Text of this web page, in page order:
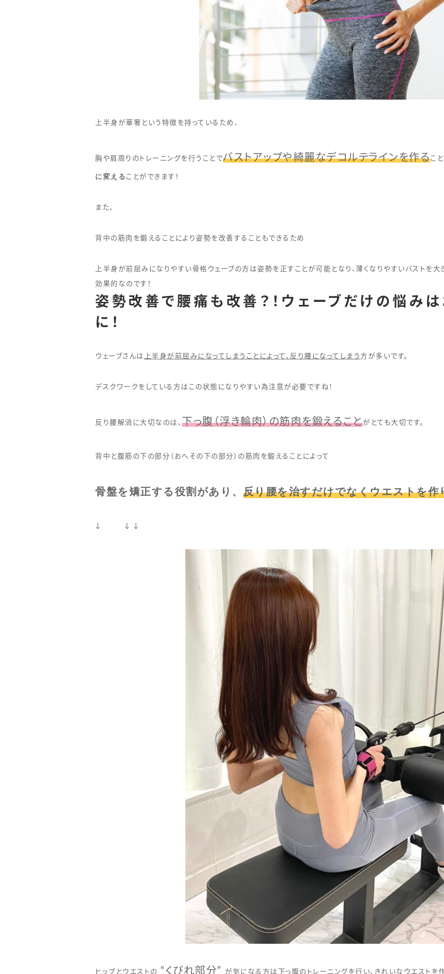
上半身が華奢という特徴を持っているため、
胸や肩周りのトレーニングを行うことでバストアップや綺麗なデコルテラインを作るこ
に変える ことができます！
また、
背中の筋肉を鍛えることにより姿勢を改善することもできるため
上半身が前屈みになりやすい骨格ウェーブの方は姿勢を正すことが可能となり、薄くなりやすいバストを大
効果的なのです！
姿勢改善で腰痛も改善？！ウェーブだけの悩み
に！
ウェーブさんは 上半身が前屈みになってしまうことによって、反り腰になってしまう方が多いです。
デスクワークをしている方はこの状態になりやすい為注意が必要ですね！
反り腰解消に大切なのは、 下っ腹（浮き輪肉）の筋肉を鍛えることがとても大切です。
背中と腹筋の下の部分（おへその下の部分）の筋肉を鍛えることによって
骨盤を矯正する役割があり、 反り腰を治すだけでなくウエストを作
↓ ↓ ↓
ヒップとウエストの “くびれ部分” が気になる方は下っ腹のトレーニングを行い、きれいなウエストを作